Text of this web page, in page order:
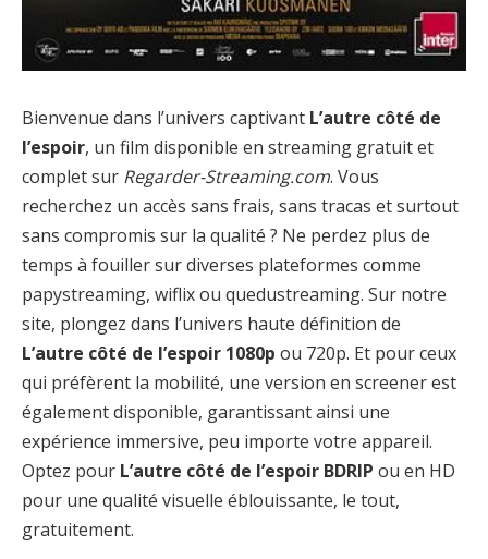
Bienvenue dans l’univers captivant L’autre côté de
l’espoir, un film disponible en streaming gratuit et
complet sur Regarder-Streaming.com. Vous
recherchez un accès sans frais, sans tracas et surtout
sans compromis sur la qualité ? Ne perdez plus de
temps à fouiller sur diverses plateformes comme
papystreaming, wiflix ou quedustreaming. Sur notre
site, plongez dans l’univers haute définition de
L’autre côté de l’espoir 1080p ou 720p. Et pour ceux
qui préfèrent la mobilité, une version en screener est
également disponible, garantissant ainsi une
expérience immersive, peu importe votre appareil.
Optez pour L’autre côté de l’espoir BDRIP ou en HD
pour une qualité visuelle éblouissante, le tout,
gratuitement.